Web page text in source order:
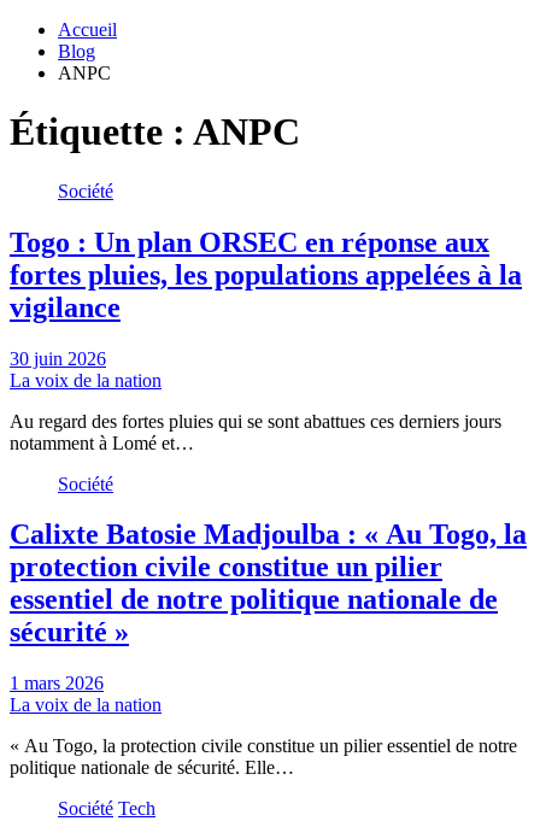
Accueil
Blog
ANPC
Étiquette : ANPC
Société
Togo : Un plan ORSEC en réponse aux
fortes pluies, les populations appelées à la
vigilance
30 juin 2026
La voix de la nation
Au regard des fortes pluies qui se sont abattues ces derniers jours
notamment à Lomé et…
Société
Calixte Batosie Madjoulba : « Au Togo, la
protection civile constitue un pilier
essentiel de notre politique nationale de
sécurité »
1 mars 2026
La voix de la nation
« Au Togo, la protection civile constitue un pilier essentiel de notre
politique nationale de sécurité. Elle…
Société Tech